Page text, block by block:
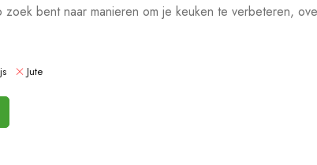
bent naar manieren om je keuken te verbeteren,
Jute